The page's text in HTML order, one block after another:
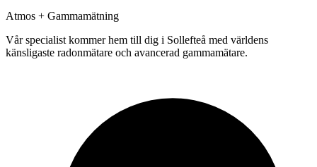
Atmos + Gammamätning
Vår specialist kommer hem till dig i Sollefteå med världens
känsligaste radonmätare och avancerad gammamätare.